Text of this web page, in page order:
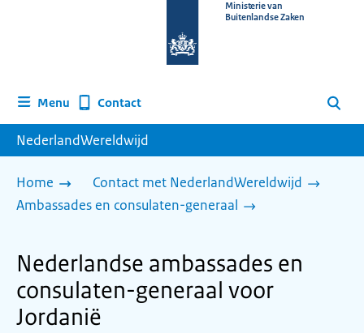
homepage
Ministerie van
Buitenlandse Zaken
Menu Contact Zoeken
NederlandWereldwijd
Home
Contact met NederlandWereldwijd
Ambassades en consulaten-generaal
Nederlandse ambassades en
consulaten-generaal voor
Jordanië